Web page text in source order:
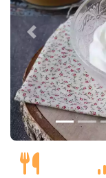
Anterior